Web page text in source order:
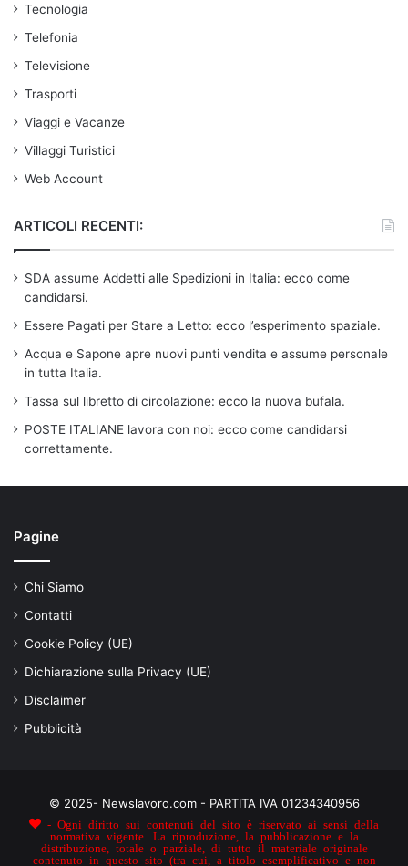
Tecnologia
Telefonia
Televisione
Trasporti
Viaggi e Vacanze
Villaggi Turistici
Web Account
ARTICOLI RECENTI:
SDA assume Addetti alle Spedizioni in Italia: ecco come
candidarsi.
Essere Pagati per Stare a Letto: ecco l’esperimento spaziale.
Acqua e Sapone apre nuovi punti vendita e assume personale
in tutta Italia.
Tassa sul libretto di circolazione: ecco la nuova bufala.
POSTE ITALIANE lavora con noi: ecco come candidarsi
correttamente.
Pagine
Chi Siamo
Contatti
Cookie Policy (UE)
Dichiarazione sulla Privacy (UE)
Disclaimer
Pubblicità
© 2025- Newslavoro.com - PARTITA IVA 01234340956
- Ogni diritto sui contenuti del sito è riservato ai sensi della
normativa vigente. La riproduzione, la pubblicazione e la
distribuzione, totale o parziale, di tutto il materiale originale
contenuto in questo sito (tra cui, a titolo esemplificativo e non